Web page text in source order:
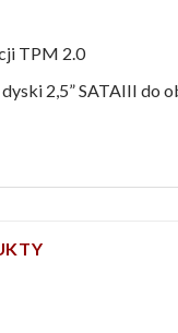
TPM 2.0
2,5” SATAIII do